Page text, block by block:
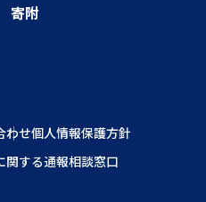
寄附
わせ個人情報保護方針
関する通報相談窓口